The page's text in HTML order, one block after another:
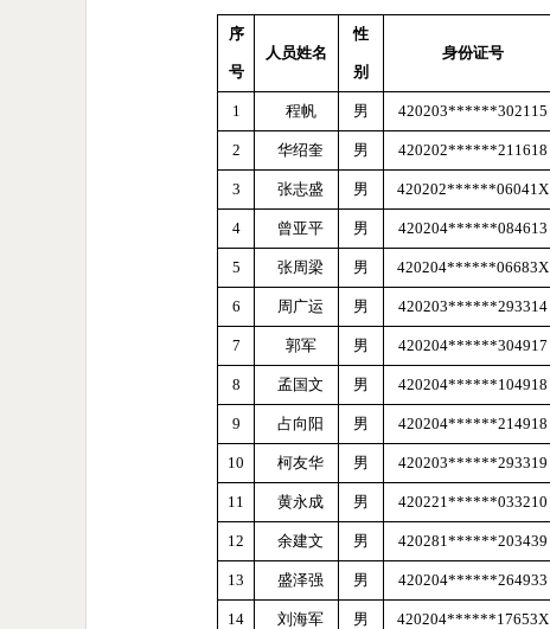
序
号
人员姓名
性
别
身份证号
1 程帆 男 420203******302115
2 华绍奎 男 420202******211618
3 张志盛 男 420202******06041X
4 曾亚平 男 420204******084613
5 张周梁 男 420204******06683X
6 周广运 男 420203******293314
7 郭军 男 420204******304917
8 孟国文 男 420204******104918
9 占向阳 男 420204******214918
10 柯友华 男 420203******293319
11 黄永成 男 420221******033210
12 余建文 男 420281******203439
13 盛泽强 男 420204******264933
14 刘海军 男 420204******17653X